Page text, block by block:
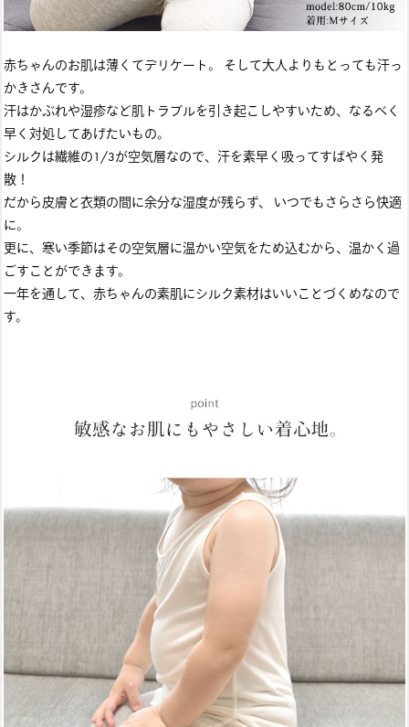
赤ちゃんのお肌は薄くてデリケート。 そして大人よりもとっても汗っ
かきさんです。
汗はかぶれや湿疹など肌トラブルを引き起こしやすいため、なるべく
早く対処してあげたいもの。
シルクは繊維の1/3が空気層なので、汗を素早く吸ってすばやく発
散！
だから皮膚と衣類の間に余分な湿度が残らず、 いつでもさらさら快適
に。
更に、寒い季節はその空気層に温かい空気をため込むから、温かく過
ごすことができます。
一年を通して、赤ちゃんの素肌にシルク素材はいいことづくめなので
す。